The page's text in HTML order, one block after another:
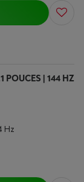
POUCES | 144 HZ
Hz